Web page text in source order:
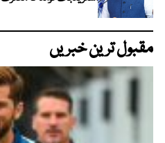
مقبول ترین خبریں